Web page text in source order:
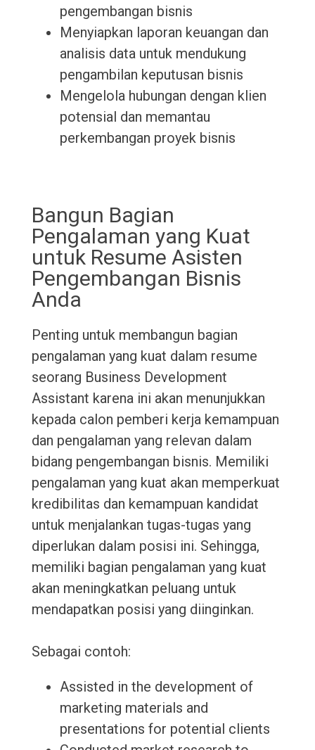
pengembangan bisnis
Menyiapkan laporan keuangan dan
analisis data untuk mendukung
pengambilan keputusan bisnis
Mengelola hubungan dengan klien
potensial dan memantau
perkembangan proyek bisnis
Bangun Bagian
Pengalaman yang Kuat
untuk Resume Asisten
Pengembangan Bisnis
Anda
Penting untuk membangun bagian
pengalaman yang kuat dalam resume
seorang Business Development
Assistant karena ini akan menunjukkan
kepada calon pemberi kerja kemampuan
dan pengalaman yang relevan dalam
bidang pengembangan bisnis. Memiliki
pengalaman yang kuat akan memperkuat
kredibilitas dan kemampuan kandidat
untuk menjalankan tugas-tugas yang
diperlukan dalam posisi ini. Sehingga,
memiliki bagian pengalaman yang kuat
akan meningkatkan peluang untuk
mendapatkan posisi yang diinginkan.
Sebagai contoh:
Assisted in the development of
marketing materials and
presentations for potential clients